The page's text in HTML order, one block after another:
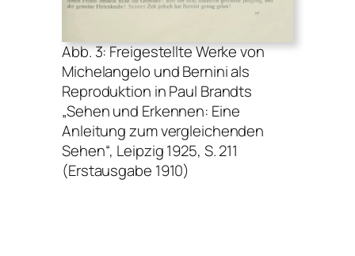
Abb. 3: Freigestellte Werke von
Michelangelo und Bernini als
Reproduktion in Paul Brandts
„Sehen und Erkennen: Eine
Anleitung zum vergleichenden
Sehen“, Leipzig 1925, S. 211
(Erstausgabe 1910)